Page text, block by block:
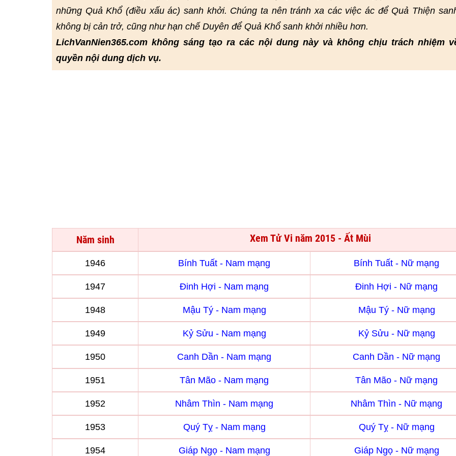
những Quả Khổ (điều xấu ác) sanh khởi. Chúng ta nên tránh xa các việc ác để Quả Thiện
không bị cản trở, cũng như hạn chế Duyên để Quả Khổ sanh khởi nhiều hơn.
LichVanNien365.com không sáng tạo ra các nội dung này và không chịu trách nhiệm
quyền nội dung dịch vụ.
Năm sinh Xem Tử Vi năm 2015 - Ất Mùi
1946 Bính Tuất - Nam mạng Bính Tuất - Nữ mạng
1947 Đinh Hợi - Nam mạng Đinh Hợi - Nữ mạng
1948 Mậu Tý - Nam mạng Mậu Tý - Nữ mạng
1949 Kỷ Sửu - Nam mạng Kỷ Sửu - Nữ mạng
1950 Canh Dần - Nam mạng Canh Dần - Nữ mạng
1951 Tân Mão - Nam mạng Tân Mão - Nữ mạng
1952 Nhâm Thìn - Nam mạng Nhâm Thìn - Nữ mạng
1953 Quý Tỵ - Nam mạng Quý Tỵ - Nữ mạng
1954 Giáp Ngọ - Nam mạng Giáp Ngọ - Nữ mạng